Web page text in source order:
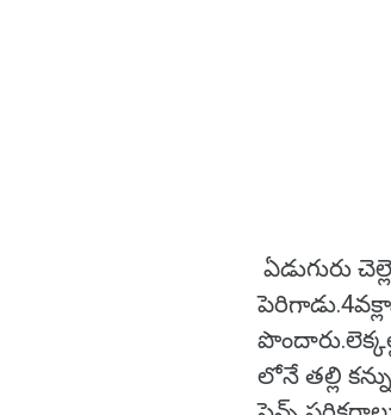
ఏడుగురు
లోనే తల్లి